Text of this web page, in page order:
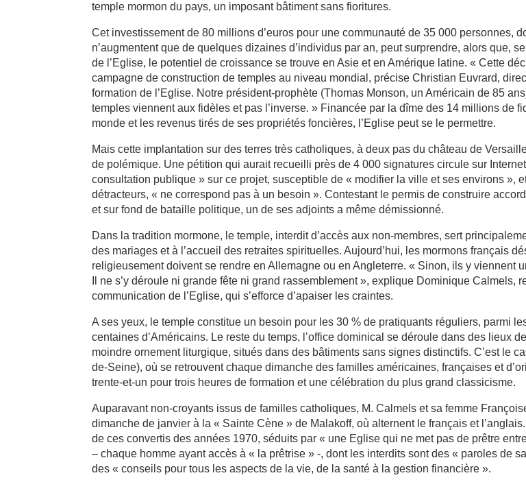
temple mormon du pays, un imposant bâtiment sans fioritures.
Cet investissement de 80 millions d’euros pour une communauté de 35 000 personnes,
n’augmentent que de quelques dizaines d’individus par an, peut surprendre, alors que,
de l’Eglise, le potentiel de croissance se trouve en Asie et en Amérique latine. « Cette
campagne de construction de temples au niveau mondial, précise Christian Euvrard,
formation de l’Eglise. Notre président-prophète (Thomas Monson, un Américain de 85
temples viennent aux fidèles et pas l’inverse. » Financée par la dîme des 14 millions de
monde et les revenus tirés de ses propriétés foncières, l’Eglise peut se le permettre.
Mais cette implantation sur des terres très catholiques, à deux pas du château de
de polémique. Une pétition qui aurait recueilli près de 4 000 signatures circule sur
consultation publique » sur ce projet, susceptible de « modifier la ville et ses environs »,
détracteurs, « ne correspond pas à un besoin ». Contestant le permis de construire
et sur fond de bataille politique, un de ses adjoints a même démissionné.
Dans la tradition mormone, le temple, interdit d’accès aux non-membres, sert
des mariages et à l’accueil des retraites spirituelles. Aujourd’hui, les mormons français
religieusement doivent se rendre en Allemagne ou en Angleterre. « Sinon, ils y viennent
Il ne s’y déroule ni grande fête ni grand rassemblement », explique Dominique Calmels,
communication de l’Eglise, qui s’efforce d’apaiser les craintes.
A ses yeux, le temple constitue un besoin pour les 30 % de pratiquants réguliers, parmi
centaines d’Américains. Le reste du temps, l’office dominical se déroule dans des lieux
moindre ornement liturgique, situés dans des bâtiments sans signes distinctifs. C’est le
de-Seine), où se retrouvent chaque dimanche des familles américaines, françaises et
trente-et-un pour trois heures de formation et une célébration du plus grand classicisme.
Auparavant non-croyants issus de familles catholiques, M. Calmels et sa femme
dimanche de janvier à la « Sainte Cène » de Malakoff, où alternent le français et
de ces convertis des années 1970, séduits par « une Eglise qui ne met pas de prêtre
– chaque homme ayant accès à « la prêtrise » -, dont les interdits sont des « paroles de
des « conseils pour tous les aspects de la vie, de la santé à la gestion financière ».